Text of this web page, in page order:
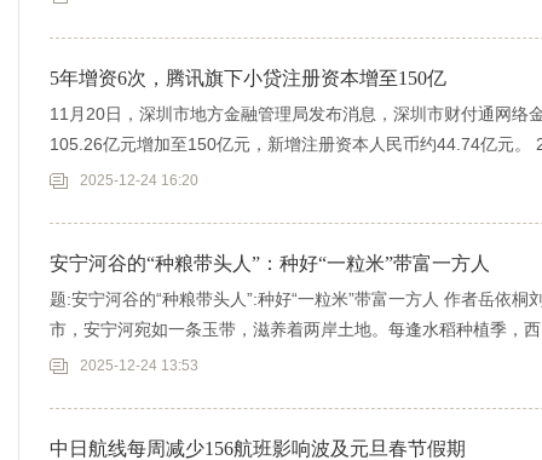
5年增资6次，腾讯旗下小贷注册资本增至150亿
11月20日，深圳市地方金融管理局发布消息，深圳市财付通网络
105.26亿元增加至150亿元，新增注册资本人民币约44.74亿元。
2025-12-24 16:20
安宁河谷的“种粮带头人”：种好“一粒米”带富一方人
题:安宁河谷的“种粮带头人”:种好“一粒米”带富一方人 作者岳依
市，安宁河宛如一条玉带，滋养着两岸土地。每逢水稻种植季，
2025-12-24 13:53
中日航线每周减少156航班影响波及元旦春节假期